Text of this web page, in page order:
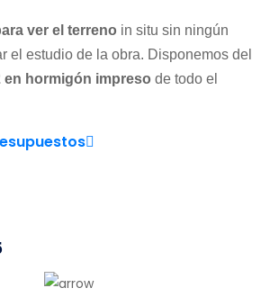
ver el terreno in situ sin ningún
el estudio de la obra. Disponemos del
en hormigón impreso de todo el